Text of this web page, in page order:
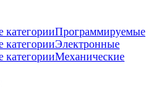
Программируемые
Электронные
Механические